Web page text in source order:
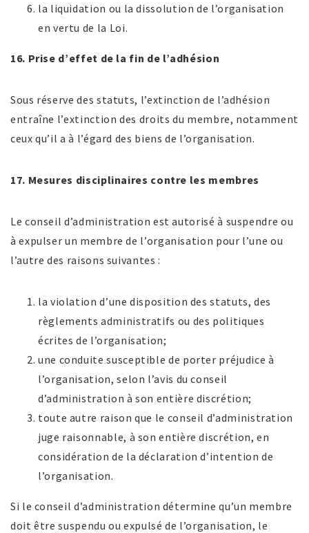
la liquidation ou la dissolution de l’organisation
en vertu de la Loi.
16. Prise d’effet de la fin de l’adhésion
Sous réserve des statuts, l’extinction de l’adhésion
entraîne l’extinction des droits du membre, notamment
ceux qu’il a à l’égard des biens de l’organisation.
17. Mesures disciplinaires contre les membres
Le conseil d’administration est autorisé à suspendre ou
à expulser un membre de l’organisation pour l’une ou
l’autre des raisons suivantes :
la violation d’une disposition des statuts, des
règlements administratifs ou des politiques
écrites de l’organisation;
une conduite susceptible de porter préjudice à
l’organisation, selon l’avis du conseil
d’administration à son entière discrétion;
toute autre raison que le conseil d’administration
juge raisonnable, à son entière discrétion, en
considération de la déclaration d’intention de
l’organisation.
Si le conseil d’administration détermine qu’un membre
doit être suspendu ou expulsé de l’organisation, le